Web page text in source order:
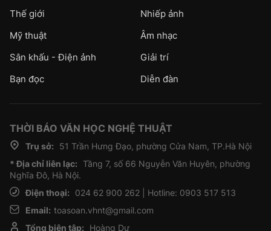
Thế giới
Nhiếp ảnh
Mỹ thuật
Âm nhạc
Sân khấu - Điện ảnh
Giải trí
Bạn đọc
Diễn đàn
THỜI BÁO VĂN HỌC NGHỆ THUẬT
Trụ sở:
51 Trần Hưng Đạo, phường Cửa Nam, TP.Hà Nội
* Địa chỉ liên lạc: Tầng 7, số 66 Nguyễn Văn Huyên, phường
Nghĩa Đô, Hà Nội.
Điện thoại:
024 62 900 262 | Hotline: 0903 517 513
Email: toasoan.vhnt@gmail.com
Tổng biên tập:
Hoàng Dự